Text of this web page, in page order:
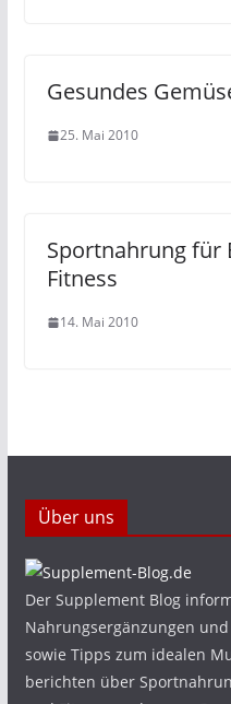
Gesundes
25. Mai 2010
Sportnahrung für
Fitness
14. Mai 2010
Über uns
Der Supplement Blog
Nahrungsergänzungen
sowie Tipps zum idealen
berichten über